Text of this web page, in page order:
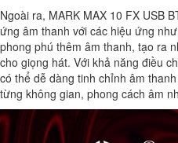
Ngoài ra, MARK MAX 10 FX USB
ứng âm thanh với các hiệu ứng
phong phú thêm âm thanh, tạo ra
cho giọng hát. Với khả năng điều
có thể dễ dàng tinh chỉnh âm
từng không gian, phong cách âm